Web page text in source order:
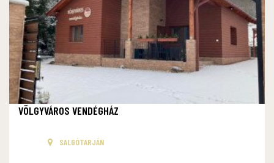
VÖLGYVÁROS VENDÉGHÁZ
SALGÓTARJÁN